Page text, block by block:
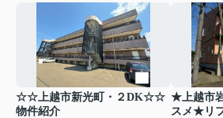
☆☆上越市新光町・２DK☆☆
物件紹介
★上越市
スメ★リ